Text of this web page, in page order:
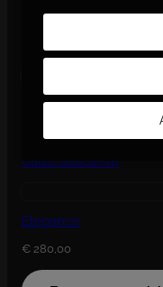
225,15
Opties selecteren
Octavia
Opties selecteren
Elegance
€ 280,00